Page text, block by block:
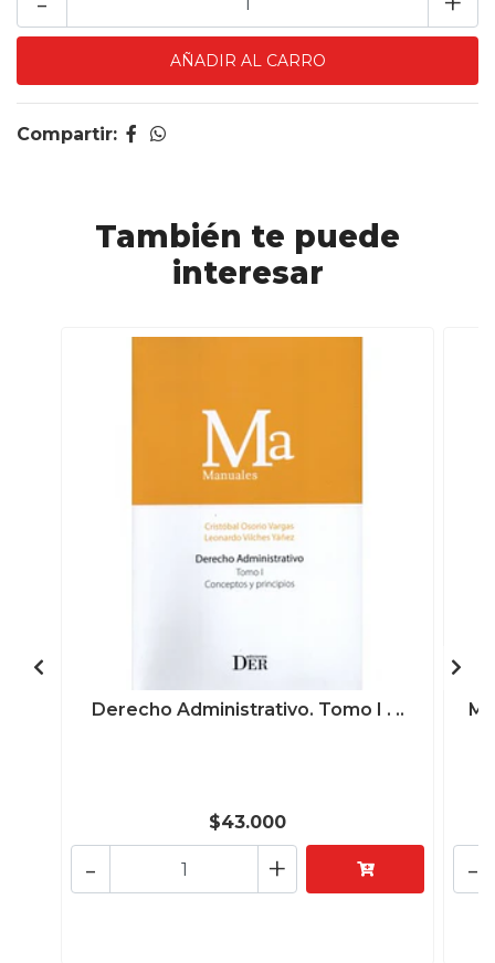
Compartir:
También te puede
interesar
Derecho Administrativo. Tomo I . ..
$43.000
+
- -